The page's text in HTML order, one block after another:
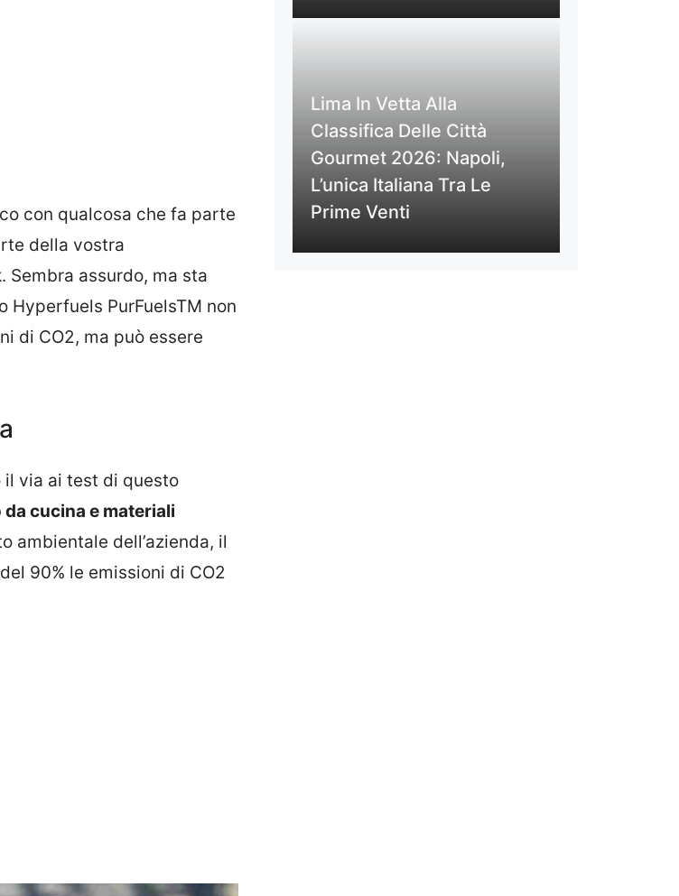
con qualcosa che fa parte
della vostra
assurdo, ma sta
PurFuelsTM non
di CO2, ma può essere
il via ai test di questo
cucina e materiali
ambientale dell’azienda, il
90% le emissioni di CO2
Lima In Vetta Alla
Classifica Delle Città
Gourmet 2026: Napoli,
L’unica Italiana Tra Le
Prime Venti